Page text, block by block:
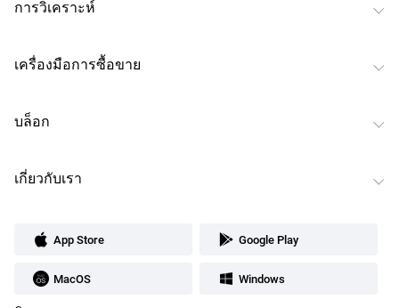
การวิเคราะห์
เครื่องมือการซื้อขาย
บล็อก
เกี่ยวกับเรา
App Store Google Play
MacOS Windows